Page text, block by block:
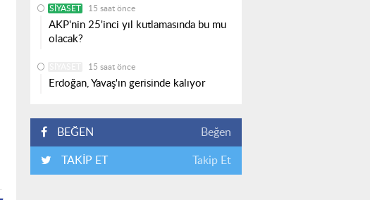
SIYASET 15 saat önce
AKP'nin 25'inci yıl kutlamasında bu mu
olacak?
15 saat önce
Erdoğan, Yavaş'ın gerisinde kalıyor
BEĞEN Beğen
TAKİP ET Takip Et